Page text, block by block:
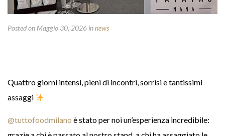
Posted on Maggio 30, 2026 innews
Quattro giorni intensi, pieni di incontri, sorrisi e tantissimi
assaggi
@tuttofoodmilano è stato per noi un’esperienza incredibile: